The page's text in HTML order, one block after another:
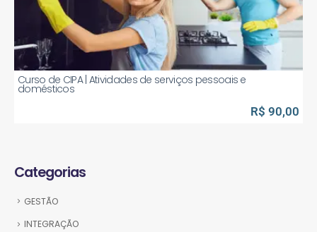
Curso de CIPA | Atividades de serviços pessoais e
domésticos
R$ 90,00
Categorias
GESTÃO
INTEGRAÇÃO